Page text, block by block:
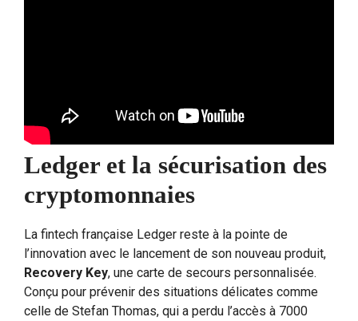
Ledger et la sécurisation des
cryptomonnaies
La fintech française Ledger reste à la pointe de
l’innovation avec le lancement de son nouveau produit,
Recovery Key, une carte de secours personnalisée.
Conçu pour prévenir des situations délicates comme
celle de Stefan Thomas, qui a perdu l’accès à 7000